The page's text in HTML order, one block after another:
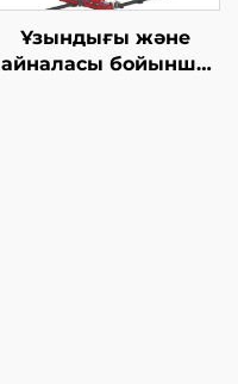
Ұзындығы және
айналасы бойынша